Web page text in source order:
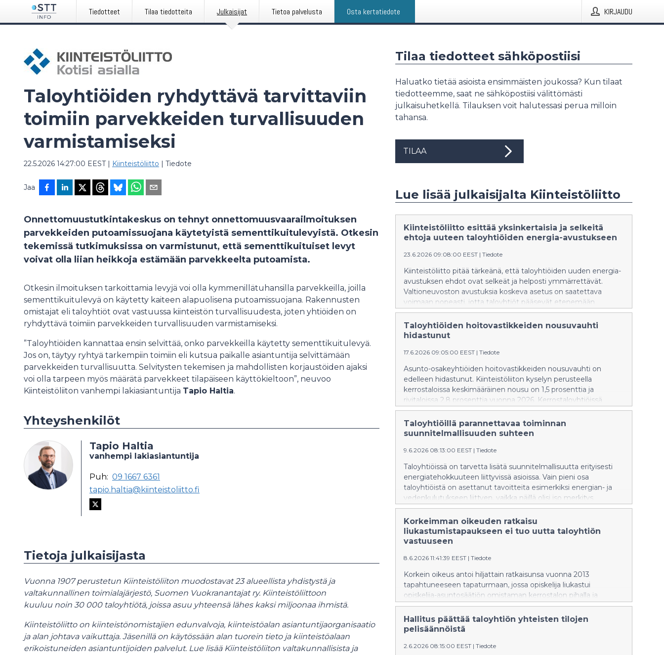
Tiedotteet Tilaa tiedotteita Julkaisijat Tietoa palvelusta Osta kertatiedote KIRJAUDU
Taloyhtiöiden ryhdyttävä tarvittaviin
toimiin parvekkeiden turvallisuuden
varmistamiseksi
22.5.2026 14:27:00 EEST| Kiinteistöliitto | Tiedote
Jaa
Onnettomuustutkintakeskus on tehnyt onnettomuusvaarailmoituksen
parvekkeiden putoamissuojana käytetyistä sementtikuitulevyistä. Otkesin
tekemissä tutkimuksissa on varmistunut, että sementtikuituiset levyt
voivat olla liian heikkoja estämään parvekkeelta putoamista.
Otkesin ilmoituksen tarkoittamia levyjä voi olla kymmenillätuhansilla parvekkeilla, joilla
sementtikuitulevyä on käytetty kaiteen alapuolisena putoamissuojana. Rakennusten
omistajat eli taloyhtiöt ovat vastuussa kiinteistön turvallisuudesta, joten yhtiöiden on
ryhdyttävä toimiin parvekkeiden turvallisuuden varmistamiseksi.
”Taloyhtiöiden kannattaa ensin selvittää, onko parvekkeilla käytetty sementtikuitulevyä.
Jos on, täytyy ryhtyä tarkempiin toimiin eli kutsua paikalle asiantuntija selvittämään
parvekkeiden turvallisuutta. Selvitysten tekemisen ja mahdollisten korjaustöiden ajaksi
voi olla tarpeen myös määrätä parvekkeet tilapäiseen käyttökieltoon”, neuvoo
Kiinteistöliiton vanhempi lakiasiantuntija Tapio Haltia.
Yhteyshenkilöt
Tapio Haltia
vanhempi lakiasiantuntija
Puh: 09 1667 6361
tapio.haltia@kiinteistoliitto.fi
Tietoja julkaisijasta
Vuonna 1907 perustetun Kiinteistöliiton muodostavat 23 alueellista yhdistystä ja
valtakunnallinen toimialajärjestö, Suomen Vuokranantajat ry. Kiinteistöliittoon
kuuluu noin 30 000 taloyhtiötä, joissa asuu yhteensä lähes kaksi miljoonaa ihmistä.
Kiinteistöliitto on kiinteistönomistajien edunvalvoja, kiinteistöalan asiantuntijaorganisaatio
ja alan johtava vaikuttaja. Jäsenillä on käytössään alan tuorein tieto ja kiinteistöalaan
erikoistuneiden asiantuntijoiden palvelut. Lue lisää Kiinteistöliiton valtakunnallisista ja
Tilaa tiedotteet sähköpostiisi
Haluatko tietää asioista ensimmäisten joukossa? Kun tilaat
tiedotteemme, saat ne sähköpostiisi välittömästi
julkaisuhetkellä. Tilauksen voit halutessasi perua milloin
tahansa.
TILAA
Lue lisää julkaisijalta Kiinteistöliitto
Kiinteistöliitto esittää yksinkertaisia ja selkeitä
ehtoja uuteen taloyhtiöiden energia-avustukseen
23.6.2026 09:08:00 EEST | Tiedote
Kiinteistöliitto pitää tärkeänä, että taloyhtiöiden uuden energia-
avustuksen ehdot ovat selkeät ja helposti ymmärrettävät.
Valtioneuvoston avustuksia koskeva asetus on saatettava
voimaan nopeasti, jotta taloyhtiöt pääsevät etenemään
korjaushankkeissaan.
Taloyhtiöiden hoitovastikkeiden nousuvauhti
hidastunut
17.6.2026 09:05:00 EEST | Tiedote
Asunto-osakeyhtiöiden hoitovastikkeiden nousuvauhti on
edelleen hidastunut. Kiinteistöliiton kyselyn perusteella
kerrostaloissa keskimääräinen nousu on 1,5 prosenttia ja
rivitaloissa 2,8 prosenttia vuonna 2026. Kerrostaloyhtiöissä
keskimääräinen vastiketason kasvuvauhti on hidastunut selvästi
rivitaloja enemmän.
Taloyhtiöillä parannettavaa toiminnan
suunnitelmallisuuden suhteen
9.6.2026 08:13:00 EEST | Tiedote
Taloyhtiöissä on tarvetta lisätä suunnitelmallisuutta erityisesti
energiatehokkuuteen liittyvissä asioissa. Vain pieni osa
taloyhtiöistä on asettanut tavoitteita esimerkiksi energian- ja
vedenkulutukseen liittyen, vaikka näillä olisi iso merkitys
asumiskustannusten sekä asumisen päästöjen näkökulmasta.
Tiedot selviävät Kiinteistöliiton jäsentaloyhtiöilleen tekemän
energia- ja ilmastoaiheisen kyselyn vastauksista.
Korkeimman oikeuden ratkaisu
liukastumistapaukseen ei tuo uutta taloyhtiön
vastuuseen
8.6.2026 11:41:39 EEST | Tiedote
Korkein oikeus antoi hiljattain ratkaisunsa vuonna 2013
tapahtuneeseen tapaturmaan, jossa opiskelija liukastui
opiskelija-asuntosäätiön omistaman kerrostalon pihalla ja
vammautui pysyvästi. Kiinteistönomistajan vastuuseen ratkaisu
ei tuo uutta näkökulmaa, sillä valituslupa korkeimpaan
oikeuteen oli myönnetty koskien vain kiinteistönomistajan
Hallitus päättää taloyhtiön yhteisten tilojen
pelisäännöistä
2.6.2026 08:15:00 EEST | Tiedote